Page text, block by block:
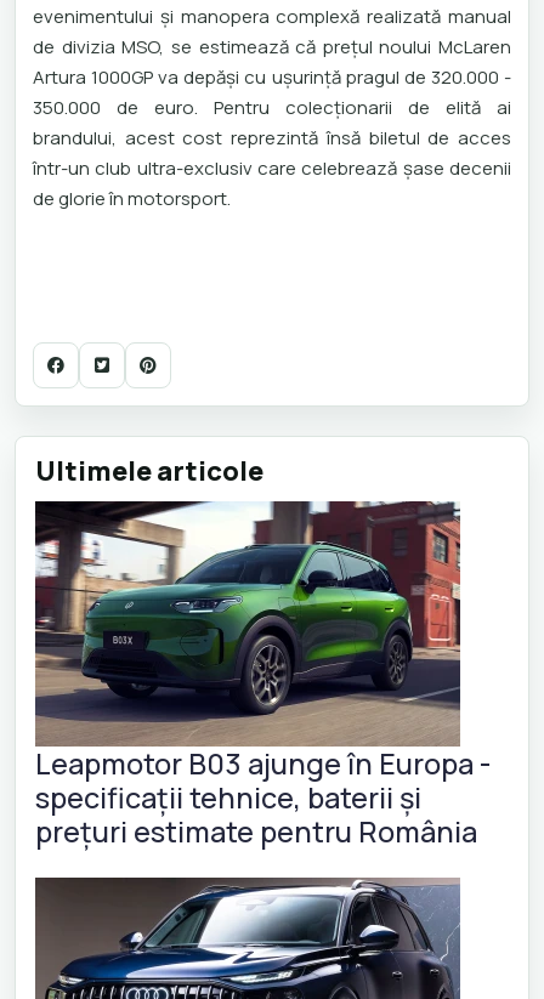
evenimentului și manopera complexă realizată manual
de divizia MSO, se estimează că prețul noului McLaren
Artura 1000GP va depăși cu ușurință pragul de 320.000 -
350.000 de euro. Pentru colecționarii de elită ai
brandului, acest cost reprezintă însă biletul de acces
într-un club ultra-exclusiv care celebrează șase decenii
de glorie în motorsport.
Ultimele articole
Leapmotor B03 ajunge în Europa -
specificații tehnice, baterii și
prețuri estimate pentru România